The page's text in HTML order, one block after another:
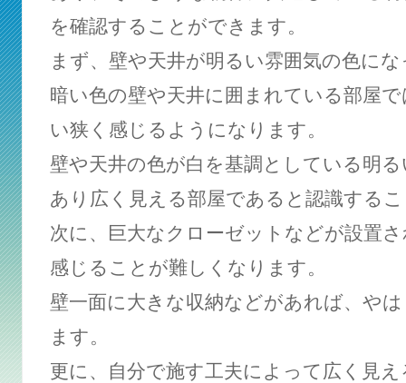
を確認することができます。
まず、壁や天井が明るい雰囲気の色に
暗い色の壁や天井に囲まれている部屋
い狭く感じるようになります。
壁や天井の色が白を基調としている明
あり広く見える部屋であると認識する
次に、巨大なクローゼットなどが設置
感じることが難しくなります。
壁一面に大きな収納などがあれば、や
ます。
更に、自分で施す工夫によって広く見